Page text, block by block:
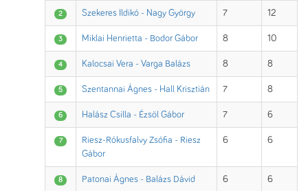
2 Szekeres Ildikó - Nagy György 7 12
3 Miklai Henrietta - Bodor Gábor 8 10
4 Kalocsai Vera - Varga Balázs 8 8
5 Szentannai Ágnes - Hall Krisztián 7 8
6 Halász Csilla - Ézsöl Gábor 7 6
7
Riesz-Rókusfalvy Zsófia - Riesz
Gábor
6 6
8 Patonai Ágnes - Balázs Dávid 6 6